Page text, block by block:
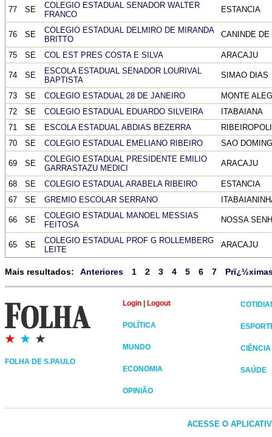
77 SE
COLEGIO ESTADUAL SENADOR WALTER
FRANCO
ESTANCIA
76 SE
COLEGIO ESTADUAL DELMIRO DE MIRANDA
BRITTO
CANINDE
75 SE COL EST PRES COSTA E SILVA ARACAJU
74 SE
ESCOLA ESTADUAL SENADOR LOURIVAL
BAPTISTA
SIMAO DIAS
73 SE COLEGIO ESTADUAL 28 DE JANEIRO
MONTE
72
SE COLEGIO ESTADUAL EDUARDO SILVEIRA
ITABAIANA
71
SE ESCOLA ESTADUAL ABDIAS BEZERRA
70
SE COLEGIO ESTADUAL EMELIANO RIBEIRO SAO
69 SE
COLEGIO ESTADUAL PRESIDENTE EMILIO
GARRASTAZU MEDICI
ARACAJU
68 SE COLEGIO ESTADUAL ARABELA RIBEIRO
ESTANCIA
67
SE GREMIO ESCOLAR SERRANO
66 SE
COLEGIO ESTADUAL MANOEL MESSIAS
FEITOSA
NOSSA
65 SE
COLEGIO ESTADUAL PROF G ROLLEMBERG
LEITE
ARACAJU
Mais resultados: Anteriores 1 2 3 4 5 6 7
FOLHA DE S.PAULO
Login Logout
POLÍTICA
MUNDO
ECONOMIA
OPINIÃO
CIÊNCIA
SAÚDE
ACESSE O